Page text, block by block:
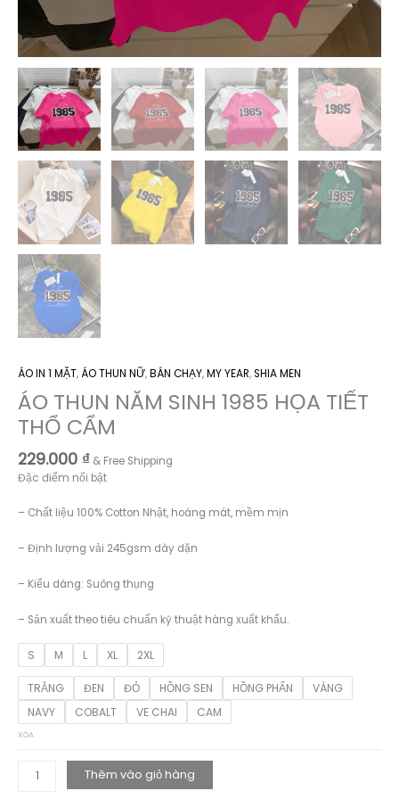
ÁO IN 1 MẶT, ÁO THUN NỮ,BÁN CHẠY,MY YEAR,SHIA MEN
ÁO THUN NĂM SINH 1985 HỌA TIẾT
THỔ CẨM
229.000 ₫ & Free Shipping
Đặc điểm nổi bật
– Chất liệu 100% Cotton Nhật, hoáng mát, mềm mịn
– Định lượng vải 245gsm dày dặn
– Kiểu dáng: Suông thụng
– Sản xuất theo tiêu chuẩn kỹ thuật hàng xuất khẩu.
S M L XL 2XL
TRẮNG ĐEN ĐỎ HỒNG SEN HỒNG PHẤN
VÀNG
NAVY
COBALT VE CHAI CAM
XÓA
Thêm vào giỏ hàng